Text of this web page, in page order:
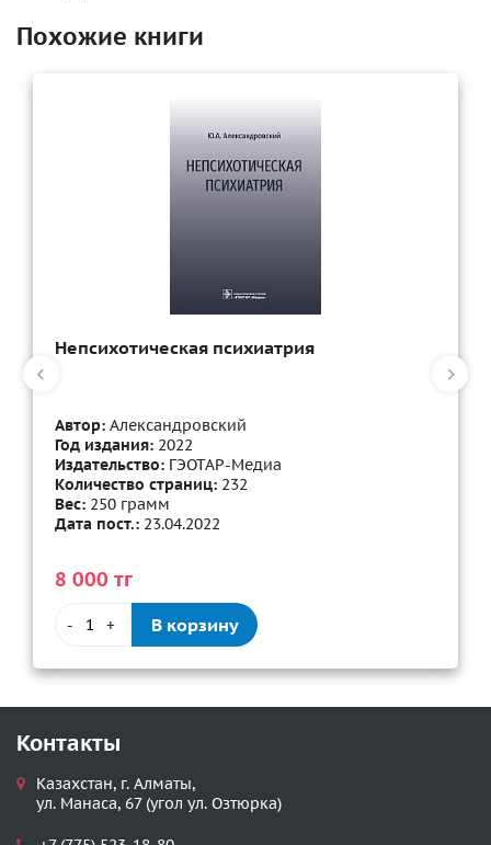
Похожие книги
Непсихотическая психиатрия
Автор: Александровский
Год издания: 2022
Издательство: ГЭОТАР-Медиа
Количество страниц: 232
Вес: 250 грамм
Дата пост.: 23.04.2022
8 000 тг
- + В корзину
Контакты
Казахстан, г. Алматы,
ул. Манаса, 67 (угол ул. Озтюрка)